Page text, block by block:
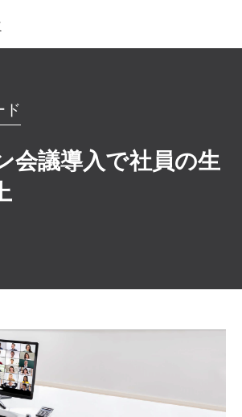
ド
会議導入で社員の生